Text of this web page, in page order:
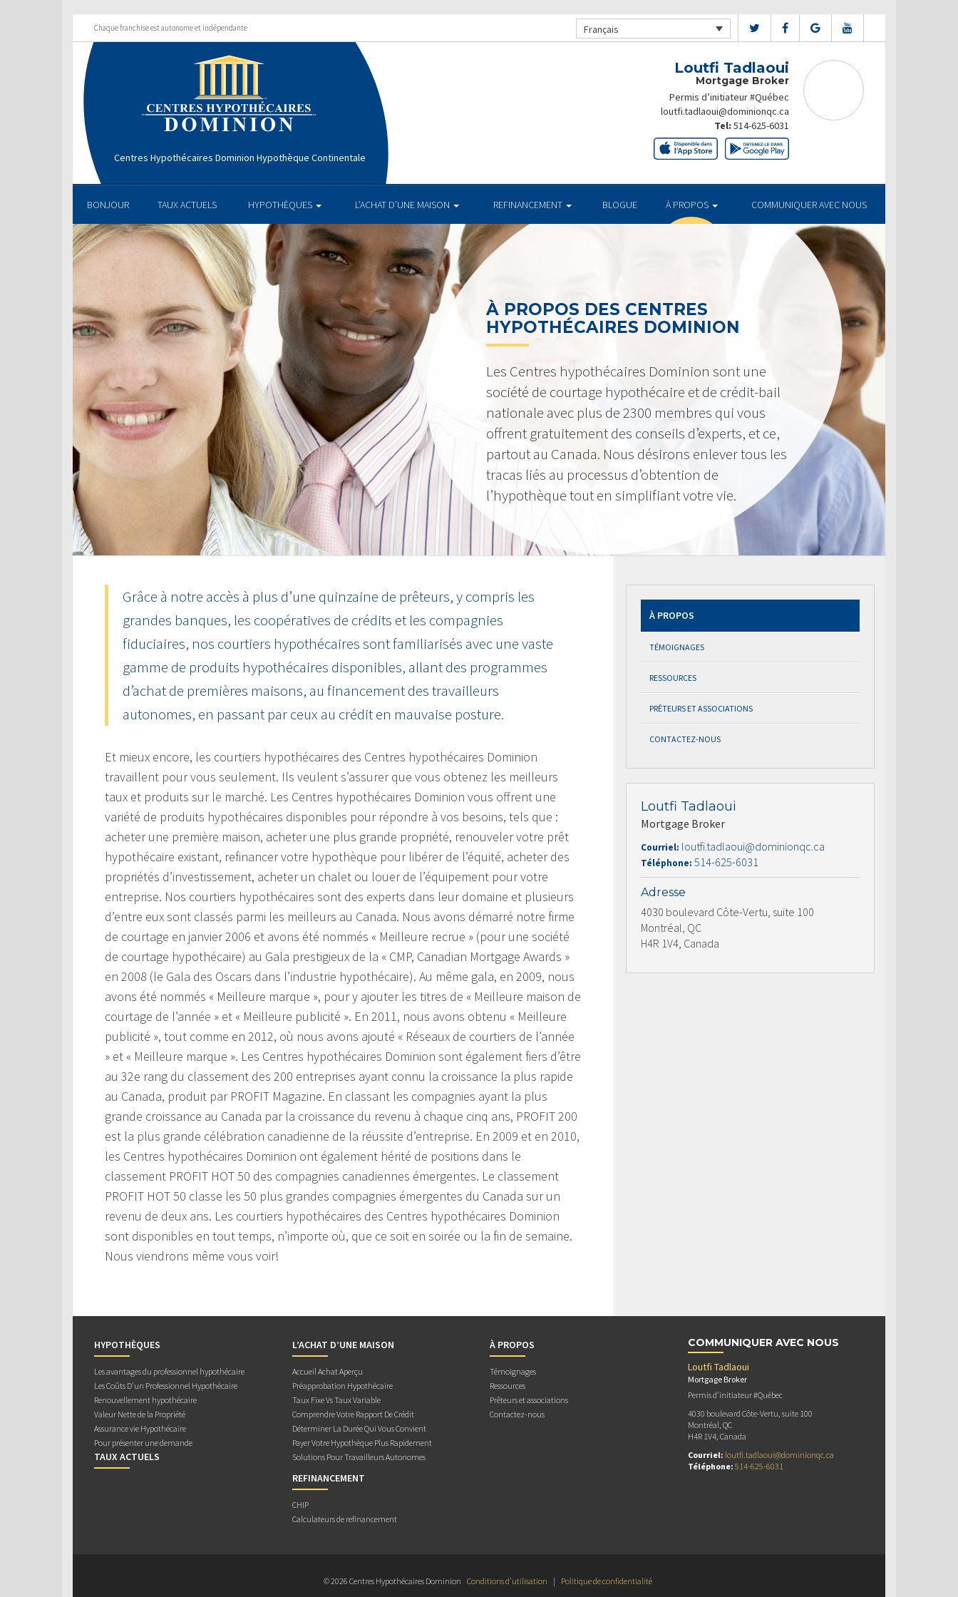
Chaque franchise est autonome et indépendante Français
Centres Hypothécaires Dominion Hypothèque Continentale
Loutfi Tadlaoui
Mortgage Broker
Permis d’initiateur #Québec
loutfi.tadlaoui@dominionqc.ca
Tel: 514-625-6031
BONJOUR TAUX ACTUELS HYPOTHÈQUES L’ACHAT D’UNE MAISON REFINANCEMENT BLOGUE À PROPOS COMMUNIQUER AVEC NOUS
À PROPOS DES CENTRES
HYPOTHÉCAIRES DOMINION
Les Centres hypothécaires Dominion sont une
société de courtage hypothécaire et de crédit-bail
nationale avec plus de 2300 membres qui vous
offrent gratuitement des conseils d’experts, et ce,
partout au Canada. Nous désirons enlever tous les
tracas liés au processus d’obtention de
l’hypothèque tout en simplifiant votre vie.
Grâce à notre accès à plus d’une quinzaine de prêteurs, y compris les
grandes banques, les coopératives de crédits et les compagnies
fiduciaires, nos courtiers hypothécaires sont familiarisés avec une vaste
gamme de produits hypothécaires disponibles, allant des programmes
d’achat de premières maisons, au financement des travailleurs
autonomes, en passant par ceux au crédit en mauvaise posture.
Et mieux encore, les courtiers hypothécaires des Centres hypothécaires Dominion
travaillent pour vous seulement. Ils veulent s’assurer que vous obtenez les meilleurs
taux et produits sur le marché. Les Centres hypothécaires Dominion vous offrent une
variété de produits hypothécaires disponibles pour répondre à vos besoins, tels que :
acheter une première maison, acheter une plus grande propriété, renouveler votre prêt
hypothécaire existant, refinancer votre hypothèque pour libérer de l’équité, acheter des
propriétés d’investissement, acheter un chalet ou louer de l’équipement pour votre
entreprise. Nos courtiers hypothécaires sont des experts dans leur domaine et plusieurs
d’entre eux sont classés parmi les meilleurs au Canada. Nous avons démarré notre firme
de courtage en janvier 2006 et avons été nommés « Meilleure recrue » (pour une société
de courtage hypothécaire) au Gala prestigieux de la « CMP, Canadian Mortgage Awards »
en 2008 (le Gala des Oscars dans l’industrie hypothécaire). Au même gala, en 2009, nous
avons été nommés « Meilleure marque », pour y ajouter les titres de « Meilleure maison de
courtage de l’année » et « Meilleure publicité ». En 2011, nous avons obtenu « Meilleure
publicité », tout comme en 2012, où nous avons ajouté « Réseaux de courtiers de l’année
» et « Meilleure marque ». Les Centres hypothécaires Dominion sont également fiers d’être
au 32e rang du classement des 200 entreprises ayant connu la croissance la plus rapide
au Canada, produit par PROFIT Magazine. En classant les compagnies ayant la plus
grande croissance au Canada par la croissance du revenu à chaque cinq ans, PROFIT 200
est la plus grande célébration canadienne de la réussite d’entreprise. En 2009 et en 2010,
les Centres hypothécaires Dominion ont également hérité de positions dans le
classement PROFIT HOT 50 des compagnies canadiennes émergentes. Le classement
PROFIT HOT 50 classe les 50 plus grandes compagnies émergentes du Canada sur un
revenu de deux ans. Les courtiers hypothécaires des Centres hypothécaires Dominion
sont disponibles en tout temps, n’importe où, que ce soit en soirée ou la fin de semaine.
Nous viendrons même vous voir!
À PROPOS
TÉMOIGNAGES
RESSOURCES
PRÊTEURS ET ASSOCIATIONS
CONTACTEZ-NOUS
Loutfi Tadlaoui
Mortgage Broker
Courriel: loutfi.tadlaoui@dominionqc.ca
Téléphone: 514-625-6031
Adresse
4030 boulevard Côte-Vertu, suite 100
Montréal, QC
H4R 1V4, Canada
HYPOTHÈQUES
Les avantages du professionnel hypothécaire
Les Coûts D’un Professionnel Hypothécaire
Renouvellement hypothécaire
Valeur Nette de la Propriété
Assurance vie Hypothécaire
Pour présenter une demande
TAUX ACTUELS
L’ACHAT D’UNE MAISON
Accueil Achat Aperçu
Préapprobation Hypothécaire
Taux Fixe Vs Taux Variable
Comprendre Votre Rapport De Crédit
Déterminer La Durée Qui Vous Convient
Payer Votre Hypothèque Plus Rapidement
Solutions Pour Travailleurs Autonomes
REFINANCEMENT
CHIP
Calculateurs de refinancement
À PROPOS
Témoignages
Ressources
Prêteurs et associations
Contactez-nous
COMMUNIQUER AVEC NOUS
Loutfi Tadlaoui
Mortgage Broker
Permis d’initiateur #Québec
4030 boulevard Côte-Vertu, suite 100
Montréal, QC
H4R 1V4, Canada
Courriel: loutfi.tadlaoui@dominionqc.ca
Téléphone: 514-625-6031
© 2026 Centres Hypothécaires Dominion Conditions d’utilisation | Politique de confidentialité